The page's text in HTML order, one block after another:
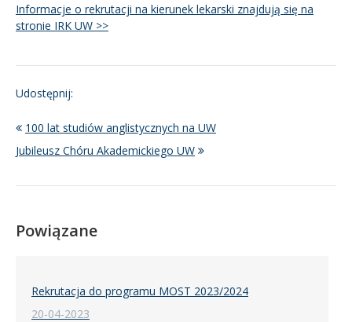
Informacje o rekrutacji na kierunek lekarski znajdują się na
stronie IRK UW >>
Udostępnij:
100 lat studiów anglistycznych na UW
Jubileusz Chóru Akademickiego UW
Powiązane
Rekrutacja do programu MOST 2023/2024
20-04-2023